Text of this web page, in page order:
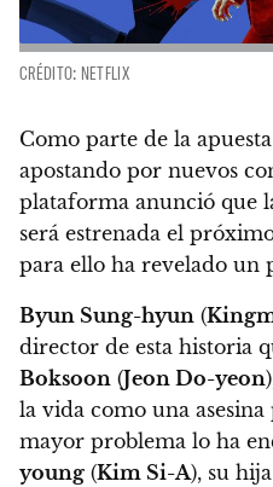
CRÉDITO: NETFLIX
Como parte de la
apostando por nuevos
plataforma anunció que
será estrenada el
para ello ha revelado un
Byun Sung-hyun (
director de esta historia
Boksoon (Jeon Do-yeon
la vida como una
mayor problema lo ha
young (Kim Si-A), su